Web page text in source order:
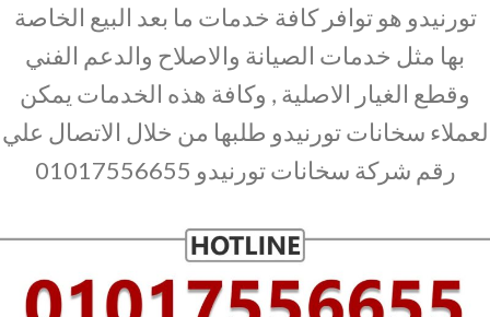
تورنيدو هو توافر كافة خدمات ما بعد البيع الخاصة
بها مثل خدمات الصيانة والاصلاح والدعم الفني
وقطع الغيار الاصلية , وكافة هذه الخدمات يمكن
لعملاء سخانات تورنيدو طلبها من خلال الاتصال علي
رقم شركة سخانات تورنيدو 01017556655